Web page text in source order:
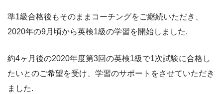
準1級合格後もそのままコーチングをご継続いただき、
2020年の9月頃から英検1級の学習を開始しました.
約4ヶ月後の2020年度第3回の英検1級で1次試験に合格し
たいとのご希望を受け、学習のサポートをさせていただき
ました.